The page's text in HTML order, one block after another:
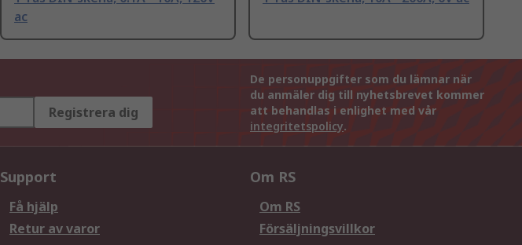
ac
Registrera dig
De personuppgifter som du lämnar när
du anmäler dig till nyhetsbrevet kommer
att behandlas i enlighet med vår
integritetspolicy.
Support
Få hjälp
Retur av varor
Om RS
Om RS
Försäljningsvillkor